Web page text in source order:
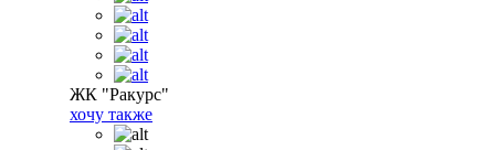
ЖК "Ракурс"
хочу также